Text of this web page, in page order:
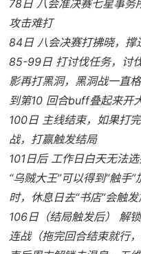
78日 八会准决赛七星事务
攻击难打
84日 八会决赛打拂晓，撑
85-99日 打讨伐任务，讨
影再打黑洞，黑洞战一直
到第10 回合buff叠起来开
100日 主线结束，如果打
战，打赢触发结局
101日后 工作日白天无法
“乌贼大王”可以得到“触手
时，休息日去“书店”会触
106日（结局触发后） 解
连战（拖完回合结束就行